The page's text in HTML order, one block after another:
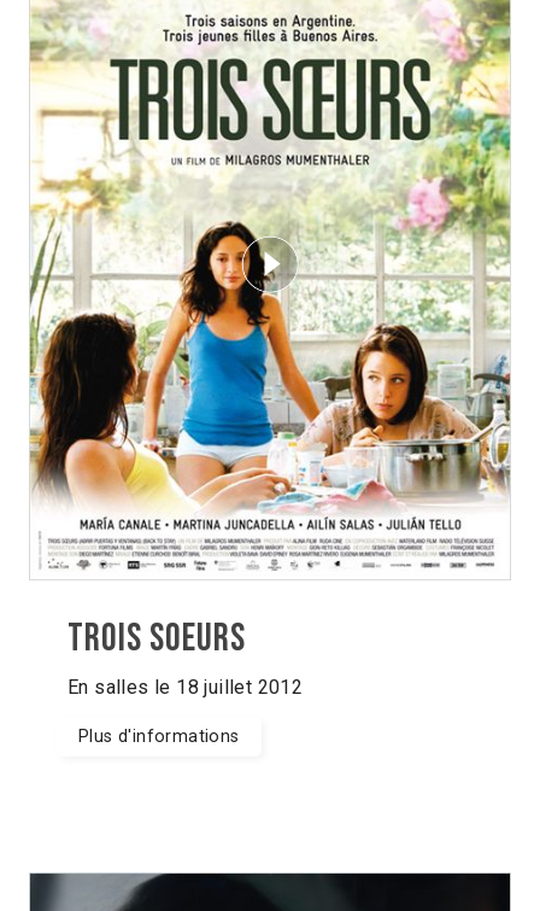
Trois soeurs
En salles le 18 juillet 2012
Plus d'informations